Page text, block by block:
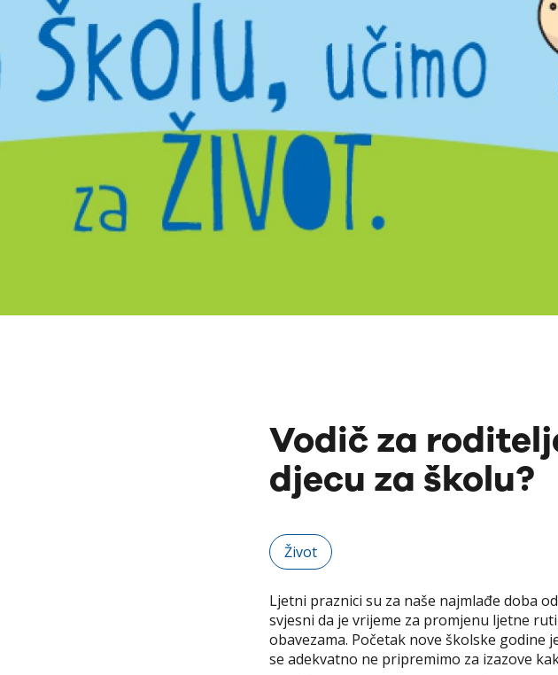
Vodič za
djecu za školu?
Život
Ljetni praznici su za naše najmlađe doba
svjesni da je vrijeme za promjenu ljetne
obavezama. Početak nove školske godine
se adekvatno ne pripremimo za izazove